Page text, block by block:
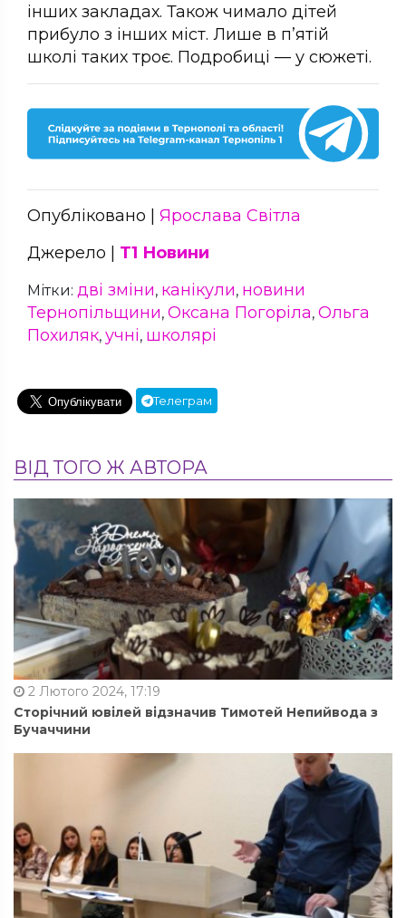
інших закладах. Також чимало дітей
прибуло з інших міст. Лише в п’ятій
школі таких троє. Подробиці — у сюжеті.
Опубліковано | Ярослава Світла
Джерело | Т1 Новини
Мітки: дві зміни, канікули, новини
Тернопільщини, Оксана Погоріла, Ольга
Похиляк, учні, школярі
Телеграм
ВІД ТОГО Ж АВТОРА
2 Лютого 2024, 17:19
Сторічний ювілей відзначив Тимотей Непийвода з
Бучаччини